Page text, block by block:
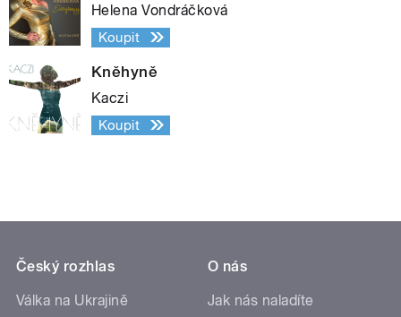
Helena Vondráčková
Koupit
Kněhyně
Kaczi
Koupit
Český rozhlas
Válka na Ukrajině
O nás
Jak nás naladíte